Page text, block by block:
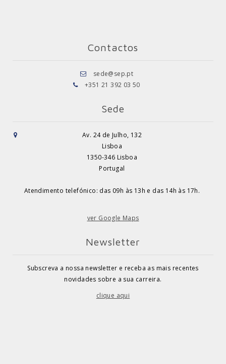
Contactos
sede@sep.pt
+351 21 392 03 50
Sede
Av. 24 de Julho, 132
Lisboa
1350-346 Lisboa
Portugal
Atendimento telefónico: das 09h às 13h e das 14h às 17h.
ver Google Maps
Newsletter
Subscreva a nossa newsletter e receba as mais recentes
novidades sobre a sua carreira.
clique aqui